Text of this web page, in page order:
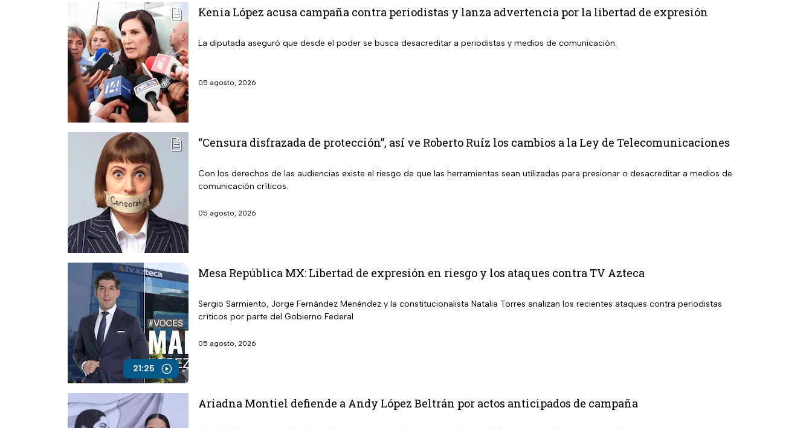
Kenia López acusa campaña contra periodistas y lanza advertencia por la libertad de expresión
La diputada aseguró que desde el poder se busca desacreditar a periodistas y medios de comunicación.
05 agosto, 2026
“Censura disfrazada de protección”, así ve Roberto Ruíz los cambios a la Ley de Telecomunicaciones
Con los derechos de las audiencias existe el riesgo de que las herramientas sean utilizadas para presionar o desacreditar a medios de
comunicación críticos.
05 agosto, 2026
21:25
Mesa República MX: Libertad de expresión en riesgo y los ataques contra TV Azteca
Sergio Sarmiento, Jorge Fernández Menéndez y la constitucionalista Natalia Torres analizan los recientes ataques contra periodistas
críticos por parte del Gobierno Federal
05 agosto, 2026
Ariadna Montiel defiende a Andy López Beltrán por actos anticipados de campaña